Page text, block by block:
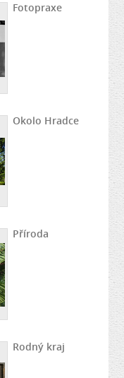
Fotopraxe
Okolo Hradce
Příroda
Rodný kraj